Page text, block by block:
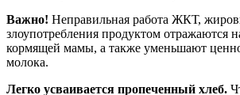
Важно! Неправильная работа ЖКТ,
злоупотребления продуктом отражаются
кормящей мамы, а также уменьшают
молока.
Легко усваивается пропеченный хлеб.